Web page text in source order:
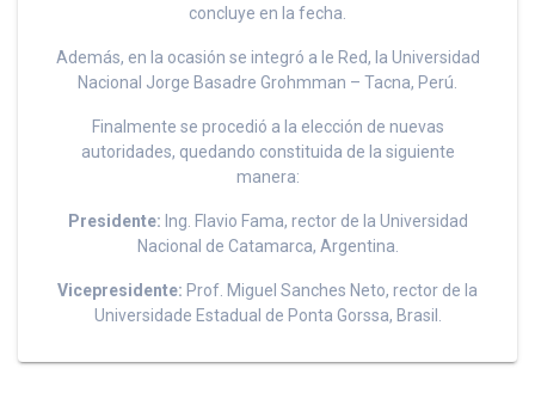
concluye en la fecha.
Además, en la ocasión se integró a le Red, la Universidad
Nacional Jorge Basadre Grohmman – Tacna, Perú.
Finalmente se procedió a la elección de nuevas
autoridades, quedando constituida de la siguiente
manera:
Presidente: Ing. Flavio Fama, rector de la Universidad
Nacional de Catamarca, Argentina.
Vicepresidente: Prof. Miguel Sanches Neto, rector de la
Universidade Estadual de Ponta Gorssa, Brasil.